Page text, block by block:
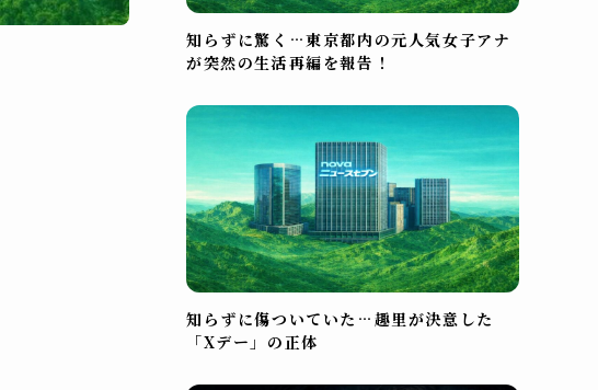
知らずに驚く…東京都内の元人気女子アナ
が突然の生活再編を報告！
知らずに傷ついていた…趣里が決意した
「Xデー」の正体